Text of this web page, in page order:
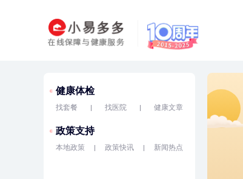
健康体检
找套餐 找医院 健康文章
政策支持
本地政策 政策快讯 新闻热点